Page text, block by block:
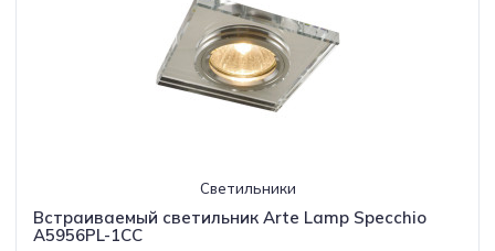
Светильники
Встраиваемый светильник Arte Lamp Specchio
A5956PL-1CC